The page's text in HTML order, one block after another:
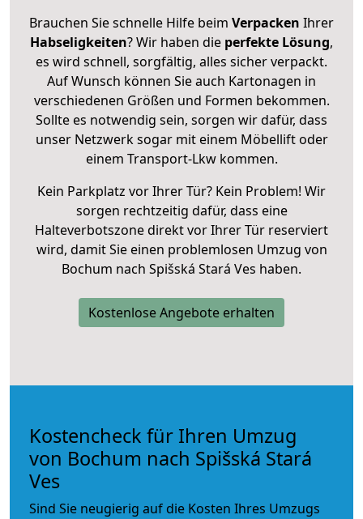
Brauchen Sie schnelle Hilfe beim Verpacken Ihrer
Habseligkeiten? Wir haben die perfekte Lösung,
es wird schnell, sorgfältig, alles sicher verpackt.
Auf Wunsch können Sie auch Kartonagen in
verschiedenen Größen und Formen bekommen.
Sollte es notwendig sein, sorgen wir dafür, dass
unser Netzwerk sogar mit einem Möbellift oder
einem Transport-Lkw kommen.
Kein Parkplatz vor Ihrer Tür? Kein Problem! Wir
sorgen rechtzeitig dafür, dass eine
Halteverbotszone direkt vor Ihrer Tür reserviert
wird, damit Sie einen problemlosen Umzug von
Bochum nach Spišská Stará Ves haben.
Kostenlose Angebote erhalten
Kostencheck für Ihren Umzug
von Bochum nach Spišská Stará
Ves
Sind Sie neugierig auf die Kosten Ihres Umzugs